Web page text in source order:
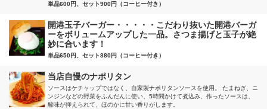
単品600円、セット900円（コーヒー付き）
開港玉子バーガー・・・・・こだわり抜いた開港バーガ
ーをボリュームアップした一品。さつま揚げと玉子が絶
妙に合います！
単品650円、セット880円（コーヒー付き）
当店自慢のナポリタン
ソースはケチャップではなく、自家製ナポリタンソースを使用。 たまねぎ、ニ
ンジンなどの野菜をふんだんに使い、5時間かけて煮込み、作ったソースは、
酸味が抑えられて、ほのかに甘い香りがします。